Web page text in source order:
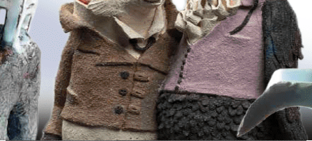
Cliquez pour éditer
-
Qui sommes nous ?▴▾
Présentation
Le livre des 10 ans
Partenaires